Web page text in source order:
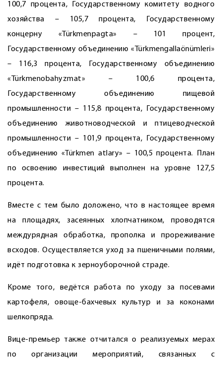
100,7 процента, Государственному комитету вод­ного
хозяйства – 105,7 процента, Государственному
концерну «Türkmenpagta» – 101 процент,
Государственному объединению «Türkmen­gallaönümleri»
– 116,3 процента, Государственному объединению
«Türkmenobahyzmat» – 100,6 процента,
Государственному объединению пищевой
промышленности – 115,8 процента, Государственному
объединению животноводческой и птицеводческой
промышленности – 101,9 процента, Государственному
объединению «Türkmen atlary» – 100,5 процента. План
по освоению инвестиций выполнен на уровне 127,5
процента.
Вместе с тем было доложено, что в настоящее время
на площадях, засеянных хлопчатником, проводятся
междурядная обработка, прополка и прореживание
всходов. Осуществляется уход за пшеничными полями,
идёт подготовка к зерноуборочной страде.
Кроме того, ведётся работа по уходу за посевами
картофеля, овоще-бахчевых культур и за коконами
шелкопряда.
Вице-премьер также отчитался о реализуемых мерах
по организации мероприятий, связанных с